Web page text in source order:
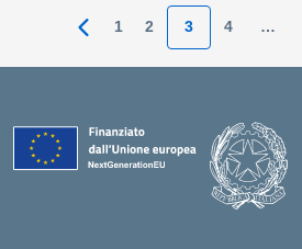
Pagina precedente
1 2 3 4 …